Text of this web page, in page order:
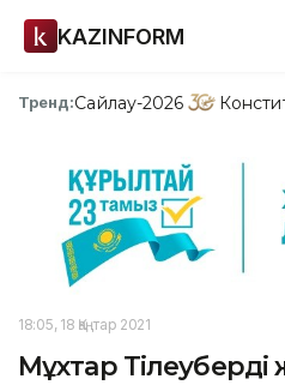
KAZINFORM
Тренд:Сайлау-2026
18:05, 18 Қаңтар 2021
Мұхтар Тілеуберді